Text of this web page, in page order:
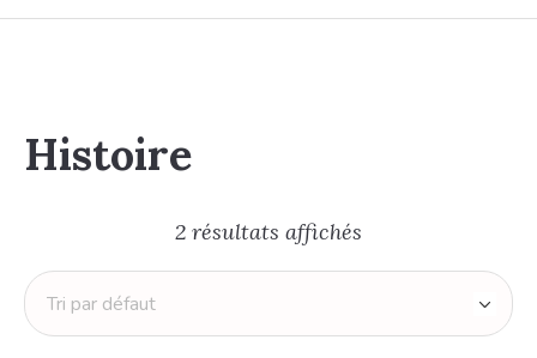
Histoire
2 résultats affichés